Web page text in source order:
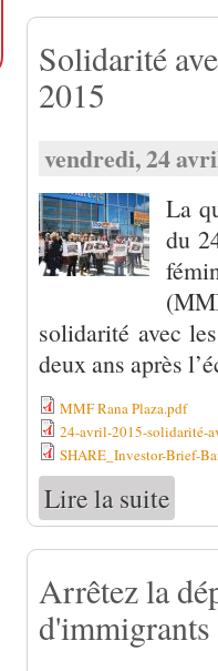
Solidarité
2015
vendredi, 24
La
du
solidarité avec
deux ans après
MMF Rana Plaza.pdf
24-avril-2015-solidarité-
SHARE_Investor-Brief-
Lire la suite
Arrêtez la
d'immigrants